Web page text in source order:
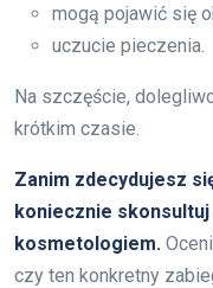
mogą pojawić się
uczucie pieczenia.
Na szczęście,
krótkim czasie.
Zanim zdecydujesz
koniecznie
kosmetologiem.
czy ten konkretny